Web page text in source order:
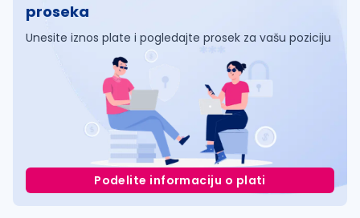
proseka
Unesite iznos plate i pogledajte prosek za vašu poziciju
Podelite informaciju o plati